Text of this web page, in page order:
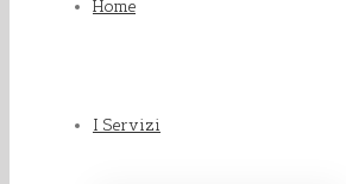
Home
I Servizi